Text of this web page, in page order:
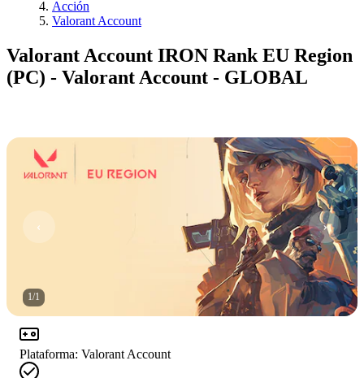
Acción
Valorant Account
Valorant Account IRON Rank EU Region
(PC) - Valorant Account - GLOBAL
1/1
Plataforma: Valorant Account